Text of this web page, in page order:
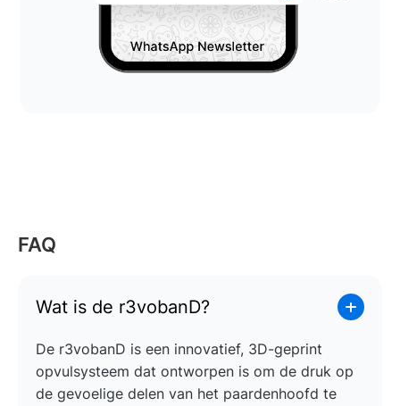
FAQ
Wat is de r3vobanD?
De r3vobanD is een innovatief, 3D-geprint
opvulsysteem dat ontworpen is om de druk op
de gevoelige delen van het paardenhoofd te